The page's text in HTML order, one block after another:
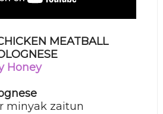
MEATBALL
Honey
minyak zaitun